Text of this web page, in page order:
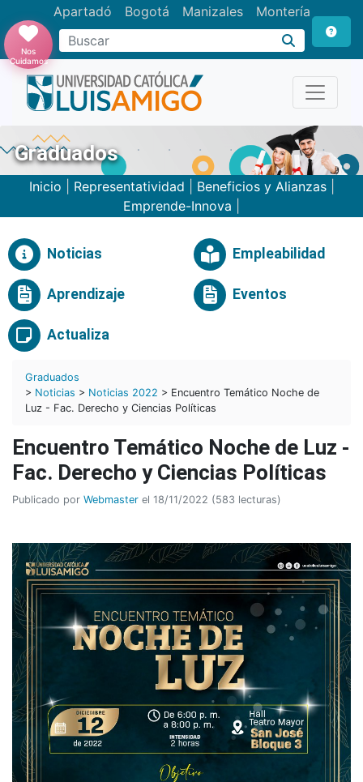
Apartadó Bogotá Manizales Montería
Buscar
Nos
Cuidamos
Graduados
Inicio Representatividad Beneficios y Alianzas|
Emprende-Innova
Noticias Empleabilidad
Aprendizaje Eventos
Actualiza
Graduados
> Noticias > Noticias 2022 > Encuentro Temático Noche de
Luz - Fac. Derecho y Ciencias Políticas
Encuentro Temático Noche de Luz -
Fac. Derecho y Ciencias Políticas
Publicado por Webmaster el 18/11/2022 (583 lecturas)